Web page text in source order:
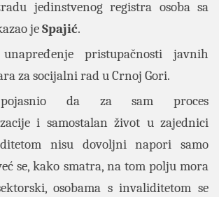
jedinstvenog registra osoba sa
jeSpajić.
pristupačnosti javnih
za socijalni rad u Crnoj Gori.
da za sam proces
i samostalan život u zajednici
nisu dovoljni napori samo
se, kako smatra, na tom polju mora
osobama s invaliditetom se